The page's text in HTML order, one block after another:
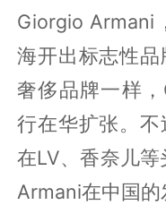
Giorgio Armani
海开出标志性
奢侈品牌一样
行在华扩张。不
在LV、香奈儿
Armani在中国的